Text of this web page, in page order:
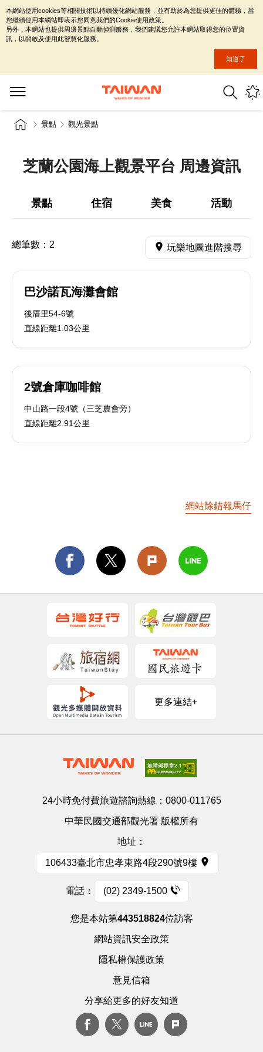
景點 觀光景點
芝蘭公園海上觀景平台 周邊資訊
景點 住宿 美食 活動
總筆數： 2 玩樂地圖進階搜尋
巴沙諾瓦海灘會館
後厝里54-6號
直線距離1.03公里
2號倉庫咖啡館
中山路一段4號（三芝農會旁）
直線距離2.91公里
網站除錯報馬仔
更多連結+
24小時免付費旅遊諮詢熱線： 0800-011765
中華民國交通部觀光署 版權所有
地址：
106433臺北市忠孝東路4段290號9樓
電話： (02) 2349-1500
您是本站第443518824位訪客
網站資訊安全政策
隱私權保護政策
意見信箱
分享給更多的好友知道
本網站使用cookies等相關技術以持續優化網站服務，並有助於為您提供更佳的體驗，當
您繼續使用本網站即表示您同意我們的Cookie使用政策。
另外，本網站也提供周邊景點自動偵測服務，我們建議您允許本網站取得您的位置資
訊，以開啟及使用此智慧化服務。
知道了